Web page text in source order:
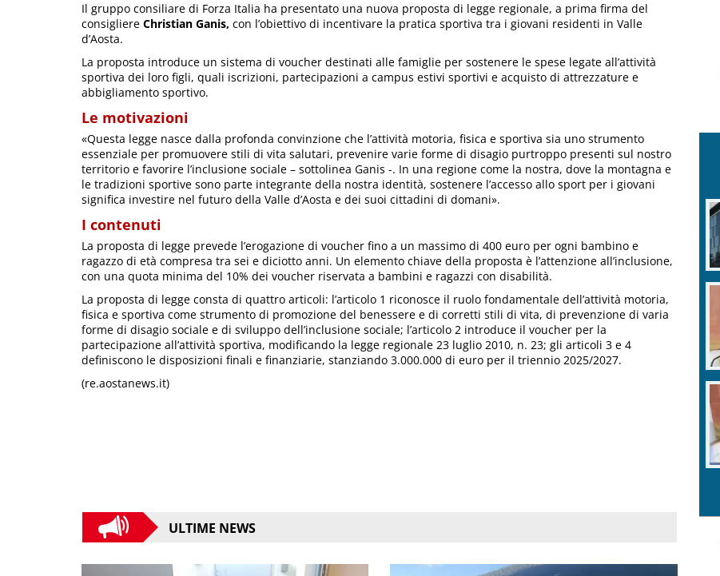
Il gruppo consiliare di Forza Italia ha presentato una nuova proposta di legge regionale, a prima firma del
consigliere Christian Ganis, con l’obiettivo di incentivare la pratica sportiva tra i giovani residenti in Valle
d’Aosta.
La proposta introduce un sistema di voucher destinati alle famiglie per sostenere le spese legate all’attività
sportiva dei loro figli, quali iscrizioni, partecipazioni a campus estivi sportivi e acquisto di attrezzature e
abbigliamento sportivo.
Le motivazioni
«Questa legge nasce dalla profonda convinzione che l’attività motoria, fisica e sportiva sia uno strumento
essenziale per promuovere stili di vita salutari, prevenire varie forme di disagio purtroppo presenti sul nostro
territorio e favorire l’inclusione sociale – sottolinea Ganis -. In una regione come la nostra, dove la montagna e
le tradizioni sportive sono parte integrante della nostra identità, sostenere l’accesso allo sport per i giovani
significa investire nel futuro della Valle d’Aosta e dei suoi cittadini di domani».
I contenuti
La proposta di legge prevede l’erogazione di voucher fino a un massimo di 400 euro per ogni bambino e
ragazzo di età compresa tra sei e diciotto anni. Un elemento chiave della proposta è l’attenzione all’inclusione,
con una quota minima del 10% dei voucher riservata a bambini e ragazzi con disabilità.
La proposta di legge consta di quattro articoli: l’articolo 1 riconosce il ruolo fondamentale dell’attività motoria,
fisica e sportiva come strumento di promozione del benessere e di corretti stili di vita, di prevenzione di varia
forme di disagio sociale e di sviluppo dell’inclusione sociale; l’articolo 2 introduce il voucher per la
partecipazione all’attività sportiva, modificando la legge regionale 23 luglio 2010, n. 23; gli articoli 3 e 4
definiscono le disposizioni finali e finanziarie, stanziando 3.000.000 di euro per il triennio 2025/2027.
(re.aostanews.it)
ULTIME NEWS